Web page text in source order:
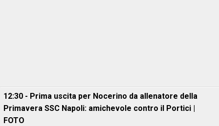
12:30 - Prima uscita per Nocerino da allenatore della
Primavera SSC Napoli: amichevole contro il Portici |
FOTO